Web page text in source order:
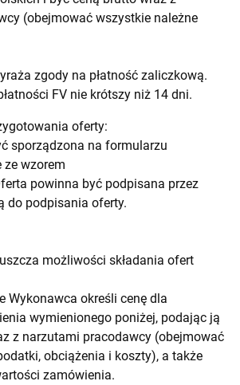
(obejmować wszystkie należne
zgody na płatność zaliczkową.
FV nie krótszy niż 14 dni.
oferty:
sporządzona na formularzu
wzorem
powinna być podpisana przez
do podpisania oferty.
możliwości składania ofert
Wykonawca określi cenę dla
wymienionego poniżej, podając ją
z narzutami pracodawcy (obejmować
obciążenia i koszty), a także
zamówienia.